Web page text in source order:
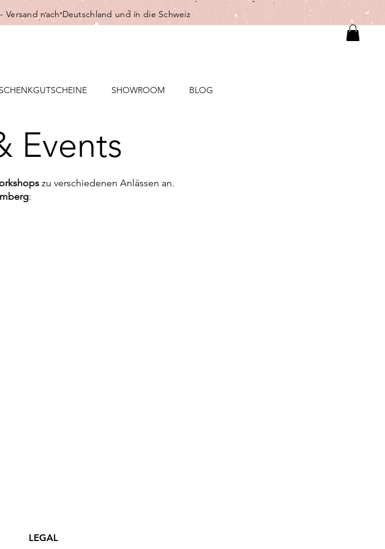
-Versand nach Deutschland und in die Schweiz
SHOWROOM BLOG
Events
zu verschiedenen Anlässen an.
:
LEGAL